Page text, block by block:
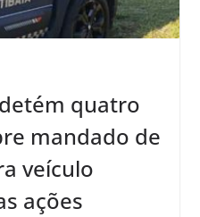
quatro
mandado de
veículo
ações